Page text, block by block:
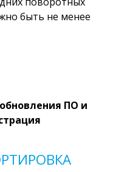
быть не менее
ПО и